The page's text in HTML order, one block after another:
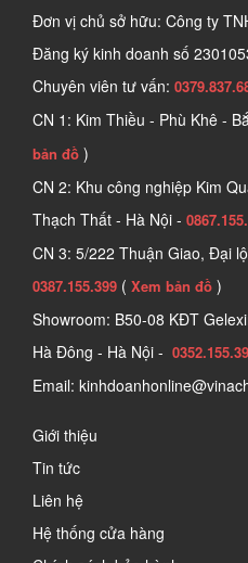
Khẩu trang 3M là sản phẩm
xuất tại nhiều quốc gia như
Với cấu tạo từ vải không dệt,
loại khẩu trang này có khả
chất và ô nhiễm môi trường với
có thiết kế ôm khít khuôn mặt
cảm giác thoải mái, không gây
Đơn vị chủ sở hữu: Công ty
Đăng ký kinh doanh số
Chuyên viên tư vấn:
CN 1: Kim Thiều - Phù Khê -
bản đồ )
CN 2: Khu công nghiệp Kim
Thạch Thất - Hà Nội -
CN 3: 5/222 Thuận Giao, Đại
0387.155.399 ( Xem bản đồ )
Showroom: B50-08 KĐT
Hà Đông - Hà Nội -
Email:
Giới thiệu
Tin tức
Liên hệ
Hệ thống cửa hàng